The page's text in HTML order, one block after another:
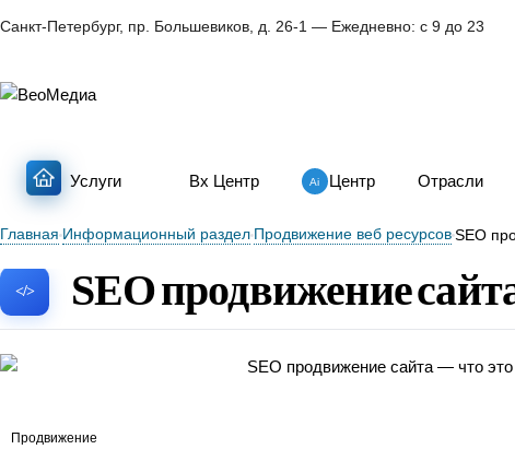
Санкт-Петербург, пр. Большевиков, д. 26-1 — Ежедневно: с 9 до 23
Услуги Bx Центр Центр Отрасли
Главная Информационный раздел Продвижение веб ресурсовSEO
SEO продвижение
Продвижение